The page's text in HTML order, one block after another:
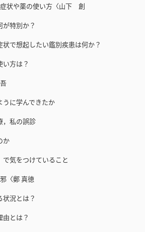
状や薬の使い方〈山下 創
特別か？
で想起したい鑑別疾患は何か？
方は？
に学んできたか
私の誤診
か
気をつけていること
〈鄭 真徳
況とは？
とは？